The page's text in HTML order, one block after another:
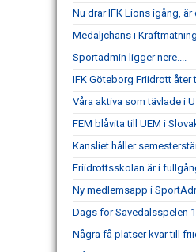
Nu drar IFK Lions igång, är
Medaljchans i
Sportadmin ligger nere....
IFK Göteborg Friidrott åter
Våra aktiva som tävlade i
FEM blåvita till UEM i
Kansliet håller
Friidrottsskolan är i
Ny medlemsapp i
Dags för Sävedalsspelen
Några få platser kvar till